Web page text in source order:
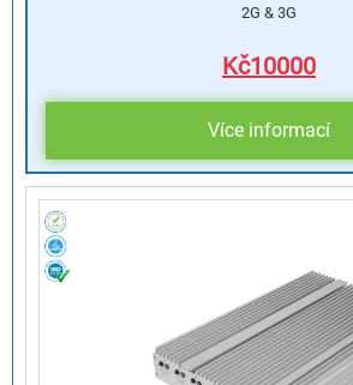
2G & 3G
Kč10000
Více informací